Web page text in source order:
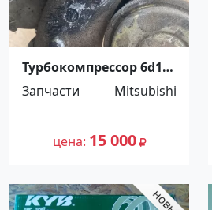
Турбокомпрессор 6d15t
Mitsubishi Mitsubishi
ME0735 Краснодар
Запчасти Mitsubishi
цена 15 000